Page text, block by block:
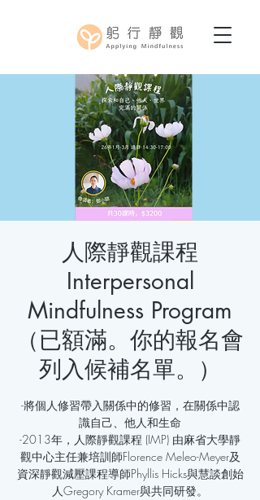
人際靜觀課程
Interpersonal
Mindfulness Program
（已額滿。你的報名會
列入候補名單。）
-將個人修習帶入關係中的修習，在關係中認
識自己、他人和生命
-2013年，人際靜觀課程 (IMP) 由麻省大學靜
觀中心主任兼培訓師Florence Meleo-Meyer及
資深靜觀減壓課程導師Phyllis Hicks與慧談創始
人Gregory Kramer與共同研發。